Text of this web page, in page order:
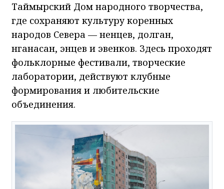
Таймырский Дом народного творчества,
где сохраняют культуру коренных
народов Севера — ненцев, долган,
нганасан, энцев и эвенков. Здесь проходят
фольклорные фестивали, творческие
лаборатории, действуют клубные
формирования и любительские
объединения.